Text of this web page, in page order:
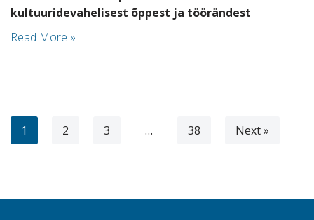
kultuuridevahelisest õppest ja töörändest.
Read More »
1 2 3 … 38 Next »